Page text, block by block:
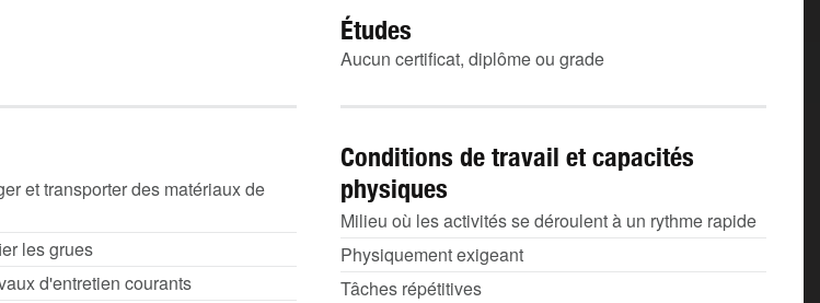
Études
Aucun certificat, diplôme ou grade
et transporter des matériaux de
les grues
d'entretien courants
Conditions de travail et capacités
physiques
Milieu où les activités se déroulent à un rythme rapide
Physiquement exigeant
Tâches répétitives